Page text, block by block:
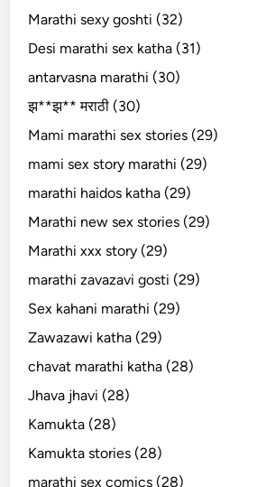
Marathi sexy goshti (32)
Desi marathi sex katha (31)
antarvasna marathi (30)
झ**झ** मराठी (30)
Mami marathi sex stories (29)
mami sex story marathi (29)
marathi haidos katha (29)
Marathi new sex stories (29)
Marathi xxx story (29)
marathi zavazavi gosti (29)
Sex kahani marathi (29)
Zawazawi katha (29)
chavat marathi katha (28)
Jhava jhavi (28)
Kamukta (28)
Kamukta stories (28)
marathi sex comics (28)